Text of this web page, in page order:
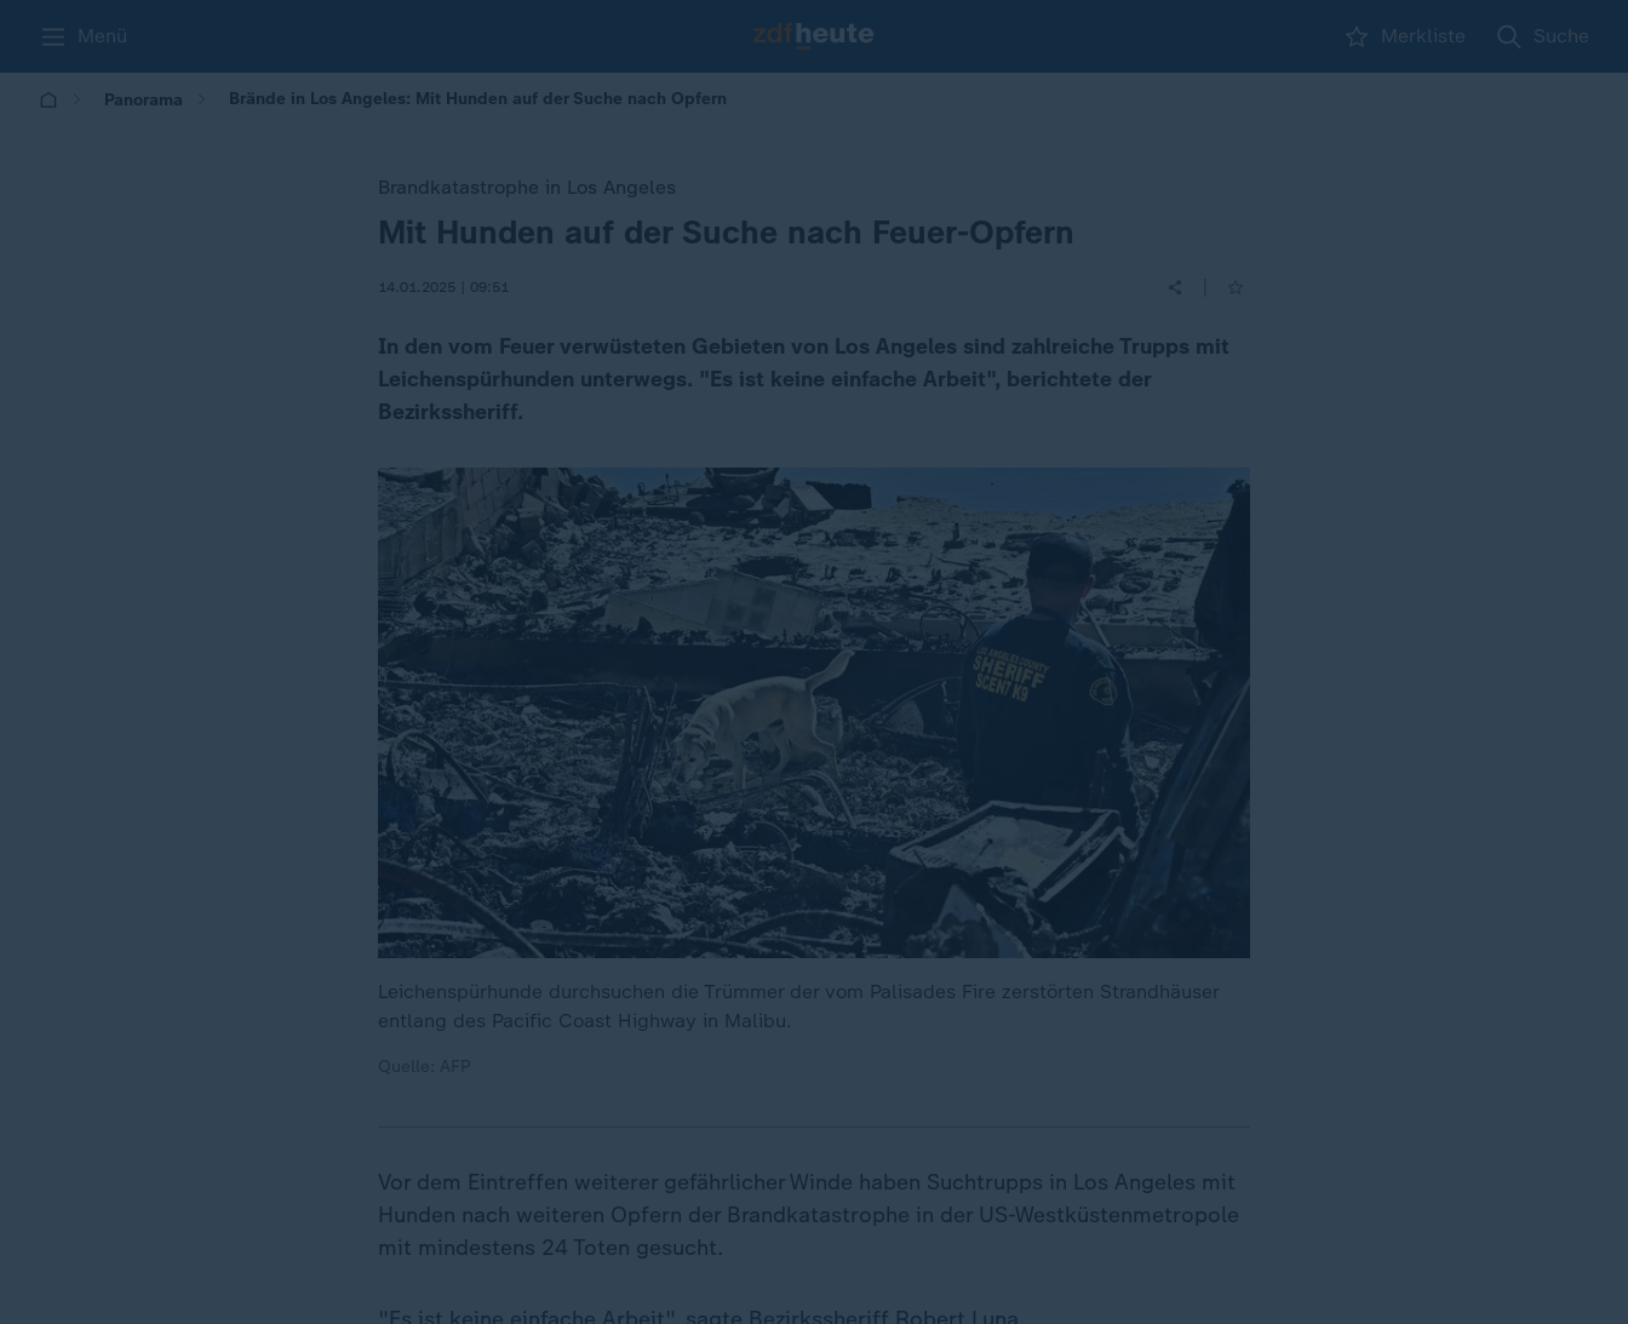
Menü Merkliste Suche
Panorama Brände in Los Angeles: Mit Hunden auf der Suche nach Opfern
Brandkatastrophe in Los Angeles
:Mit Hunden auf der Suche nach Feuer-Opfern
14.01.2025 | 09:51
In den vom Feuer verwüsteten Gebieten von Los Angeles sind zahlreiche Trupps mit
Leichenspürhunden unterwegs. "Es ist keine einfache Arbeit", berichtete der
Bezirkssheriff.
Leichenspürhunde durchsuchen die Trümmer der vom Palisades Fire zerstörten Strandhäuser
entlang des Pacific Coast Highway in Malibu.
Vor dem Eintreffen weiterer gefährlicher Winde haben Suchtrupps in Los Angeles mit
Hunden nach weiteren Opfern der Brandkatastrophe in der US-Westküstenmetropole
mit mindestens 24 Toten gesucht.